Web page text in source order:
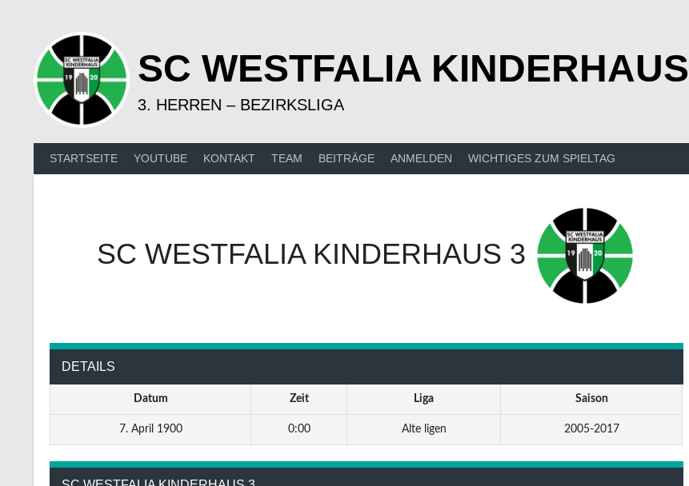
SC WESTFALIA KINDERHAUS
3. HERREN – BEZIRKSLIGA
STARTSEITE YOUTUBE KONTAKT TEAM BEITRÄGE ANMELDEN WICHTIGES ZUM SPIELTAG
SC WESTFALIA KINDERHAUS 3
DETAILS
Datum Zeit Liga Saison
7. April 1900 0:00 Alte ligen 2005-2017